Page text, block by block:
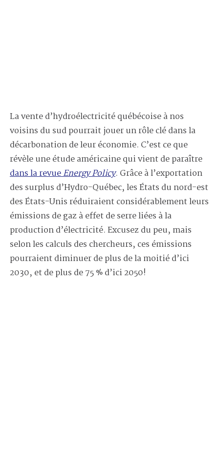
La vente d’hydroélectricité québécoise à nos
voisins du sud pourrait jouer un rôle clé dans la
décarbonation de leur économie. C’est ce que
révèle une étude américaine qui vient de paraître
dans la revueEnergy Policy. Grâce à l’exportation
des surplus d’Hydro-Québec, les États du nord-est
des États-Unis réduiraient considérablement leurs
émissions de gaz à effet de serre liées à la
production d’électricité. Excusez du peu, mais
selon les calculs des chercheurs, ces émissions
pourraient diminuer de plus de la moitié d’ici
2030, et de plus de 75 % d’ici 2050!